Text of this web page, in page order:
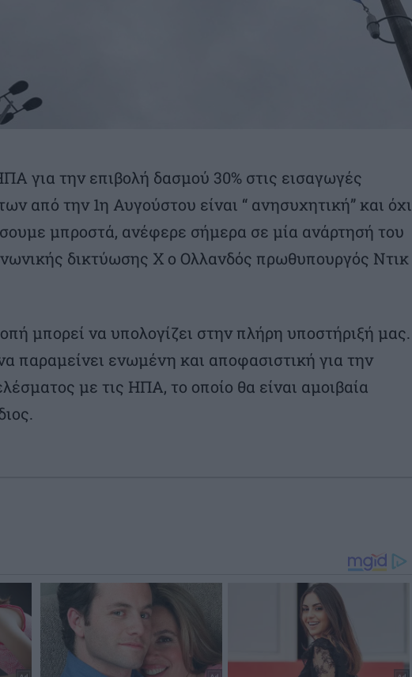
για την επιβολή δασμού 30% στις εισαγωγές
από την 1η Αυγούστου είναι “ ανησυχητική” και όχι
μπροστά, ανέφερε σήμερα σε μία ανάρτησή του
δικτύωσης Χ ο Ολλανδός πρωθυπουργός Ντικ
μπορεί να υπολογίζει στην πλήρη υποστήριξή μας.
παραμείνει ενωμένη και αποφασιστική για την
με τις ΗΠΑ, το οποίο θα είναι αμοιβαία